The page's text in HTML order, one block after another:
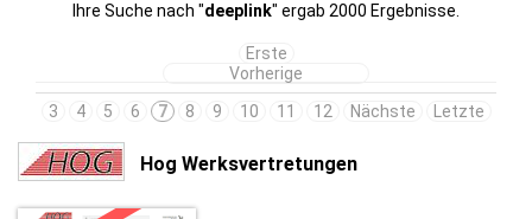
Ihre Suche nach "deeplink" ergab 2000 Ergebnisse.
Erste
Vorherige
3
4 5 6 7 8 9 10 11 12 Nächste Letzte
Hog Werksvertretungen